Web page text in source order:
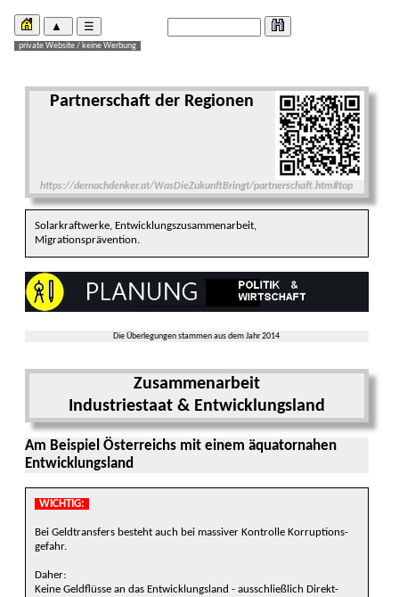
Partnerschaft der Regionen
https://dernachdenker.at/WasDieZukunftBringt/partnerschaft.htm#top
Solarkraftwerke, Entwicklungszusammenarbeit,
Migrationsprävention.
Die Überlegungen stammen aus dem Jahr 2014
Zusammenarbeit
Industrie­staat & Entwicklungs­land
Am Beispiel Öster­reichs mit einem äquator­nahen
Entwick­lungs­land
WICHTIG:
Bei Geldtrans­fers besteht auch bei massiver Kontrolle Kor­ruptions­
gefahr.
Daher:
Keine Geld­flüsse an das Entwicklungs­land - aus­schließ­lich Direkt­